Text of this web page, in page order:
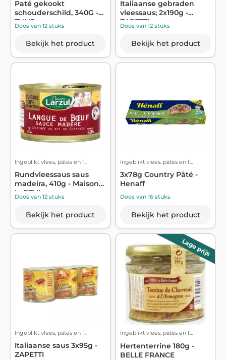
Paté gekookt
schouderschild, 340G -
TULIP
Doos van 12 stuks
Bekijk het product
Italiaanse gebraden
vleessaus; 2x190g -
ZAPETTI
Doos van 12 stuks
Bekijk het product
Ingeblikt vlees, pâtés en f...
Rundvleessaus saus
madeira, 410g - Maison
LaRZUL
Doos van 12 stuks
Bekijk het product
Ingeblikt vlees, pâtés en f...
3x78g Country Pâté -
Henaff
Doos van 16 stuks
Bekijk het product
Ingeblikt vlees, pâtés en f...
Italiaanse saus 3x95g -
ZAPETTI
Lage prijs
Ingeblikt vlees, pâtés en f...
Hertenterrine 180g -
BELLE FRANCE